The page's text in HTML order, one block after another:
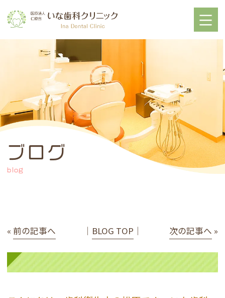
ブログ
blog
« 前の記事へ │ BLOG TOP │ 次の記事へ »